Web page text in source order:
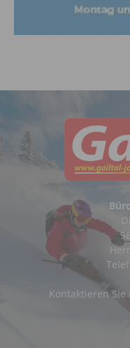
Kontaktieren Sie